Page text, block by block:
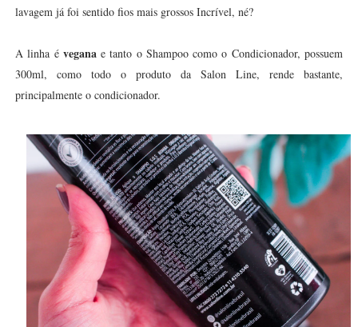
lavagem já foi sentido fios mais grossos Incrível, né?
A linha é veganae tanto o Shampoo como o Condicionador, possuem
300ml, como todo o produto da Salon Line, rende bastante,
principalmente o condicionador.